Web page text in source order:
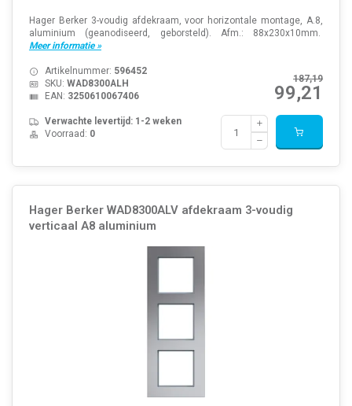
Hager Berker 3-voudig afdekraam, voor horizontale montage, A.8,
aluminium (geanodiseerd, geborsteld). Afm.: 88x230x10mm.
Meer informatie »
187,19
99,21
Artikelnummer: 596452
SKU: WAD8300ALH
EAN: 3250610067406
Verwachte levertijd: 1-2 weken
Voorraad: 0
Hager Berker WAD8300ALV afdekraam 3-voudig
verticaal A8 aluminium